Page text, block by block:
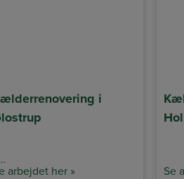
i
arbejdet her »
Se